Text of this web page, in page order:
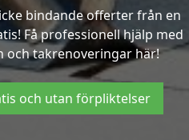
bindande offerter från en
Få professionell hjälp med
och takrenoveringar här!
och utan förpliktelser